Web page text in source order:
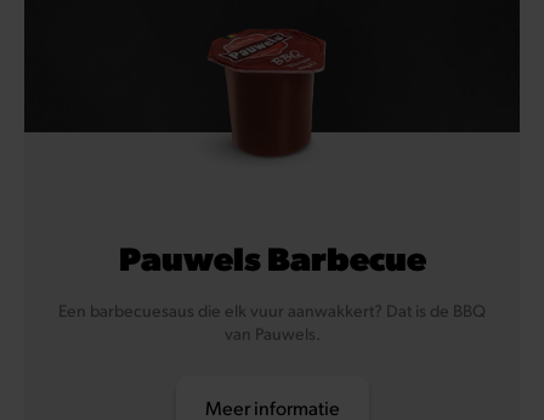
Pauwels Barbecue
Een barbecuesaus die elk vuur aanwakkert? Dat is de BBQ
van Pauwels.
Meer informatie